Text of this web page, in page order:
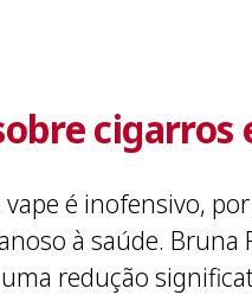
é inofensivo,
à saúde. Bruna
redução